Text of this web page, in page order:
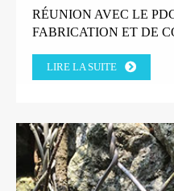
RÉUNION AVEC LE
FABRICATION ET DE
LIRE LA SUITE